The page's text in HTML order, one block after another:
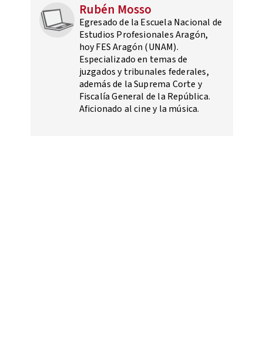
Rubén Mosso
Egresado de la Escuela Nacional de
Estudios Profesionales Aragón,
hoy FES Aragón (UNAM).
Especializado en temas de
juzgados y tribunales federales,
además de la Suprema Corte y
Fiscalía General de la República.
Aficionado al cine y la música.